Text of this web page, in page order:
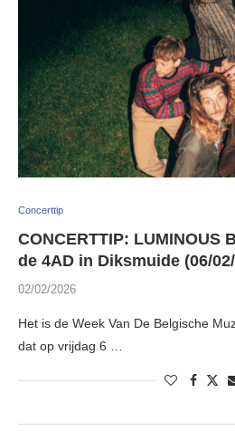
Concerttip
CONCERTTIP: LUMINOUS
de 4AD in Diksmuide (06/
02/02/2026
Het is de Week Van De Belgische
dat op vrijdag 6 …